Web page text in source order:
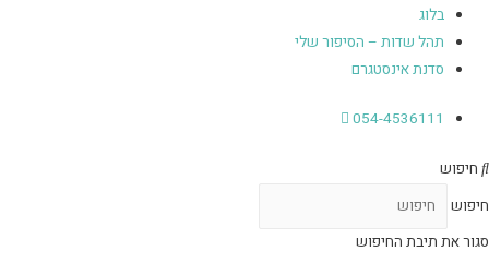
בלוג
תהל שדות – הסיפור שלי
סדנת אינסטגרם
054-4536111
חיפוש
חיפוש
סגור את תיבת החיפוש